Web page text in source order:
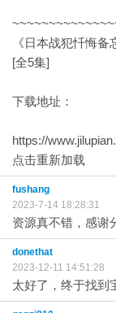
《日本战犯忏悔
[全5集]
下载地址：
https://
点击重新加载
fushang
2023-7-14 18:28:31
资源真不错，感谢
donethat
2023-12-11 14:51:28
太好了，终于找到